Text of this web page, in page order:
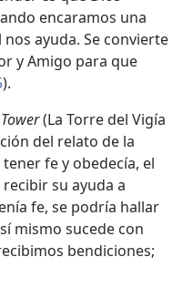
encaramos una
ayuda. Se convierte
y Amigo para que
).
(La Torre del Vigía
del relato de la
fe y obedecía, el
su ayuda a
fe, se podría hallar
mismo sucede con
bendiciones;